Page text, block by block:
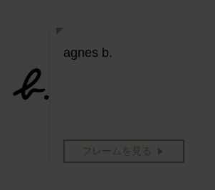
agnes b.
フレームを見る